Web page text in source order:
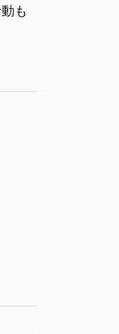
伺
ナ
エンジニアコ
ス
も